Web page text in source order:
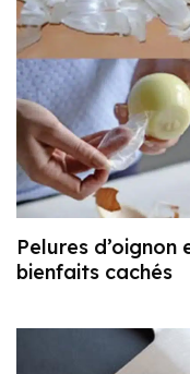
Pelures
bienfaits cachés